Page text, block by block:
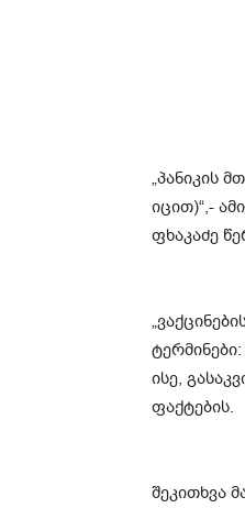
„პანიკის
იცით)“,-
ფხაკაძე
ტერმინები:
ისე,
ფაქტების.
შეკითხვა